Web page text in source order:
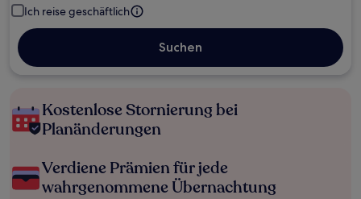
Ich reise geschäftlich
Suchen
Kostenlose Stornierung bei
Planänderungen
Verdiene Prämien für jede
wahrgenommene Übernachtung